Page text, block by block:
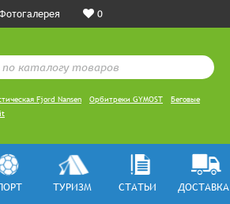
0
Fjord Nansen Орбитреки GYMOST
Беговые
ТУРИЗМ СТАТЬИ ДОСТАВКА